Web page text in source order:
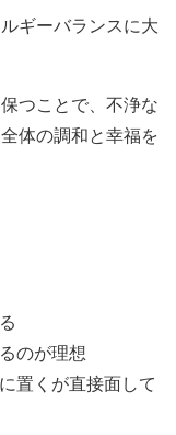
ギーバランスに大
つことで、不浄な
体の調和と幸福を
のが理想
置くが直接面して